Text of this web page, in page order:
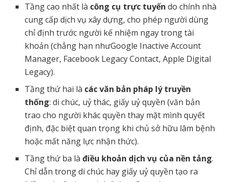
Tầng cao nhất là công cụ trực tuyến do chính nhà
cung cấp dịch vụ xây dựng, cho phép người dùng
chỉ định trước người kế nhiệm ngay trong tài
khoản (chẳng hạn nhưGoogle Inactive Account
Manager, Facebook Legacy Contact, Apple Digital
Legacy).
Tầng thứ hai là các văn bản pháp lý truyền
thống: di chúc, uỷ thác, giấy uỷ quyền (văn bản
trao cho người khác quyền thay mặt mình quyết
định, đặc biệt quan trọng khi chủ sở hữu lâm bệnh
hoặc mất năng lực nhận thức).
Tầng thứ ba làđiều khoản dịch vụ của nền tảng.
Chỉ dẫn trong di chúc hay giấy uỷ quyền tạo ra